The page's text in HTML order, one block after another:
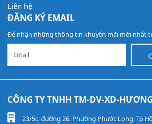
Liên hệ
ĐĂNG KÝ EMAIL
Để nhận những thông tin khuyến mãi mới nhất
CÔNG TY TNHH TM-DV-XD-
23/5c, đường 26, Phường Phước Long, Tp